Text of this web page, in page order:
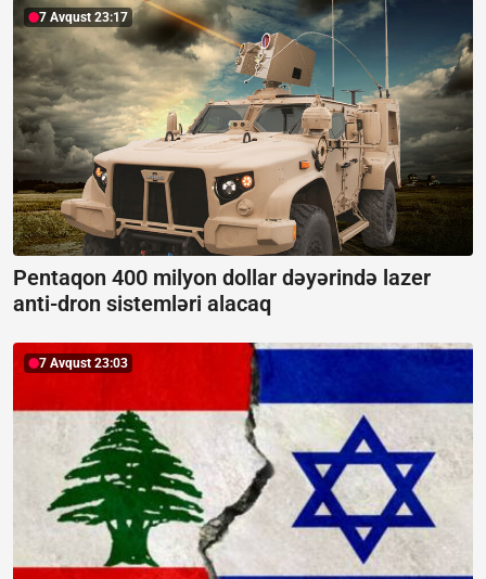
7 Avqust 23:17
Pentaqon 400 milyon dollar dəyərində lazer
anti-dron sistemləri alacaq
7 Avqust 23:03